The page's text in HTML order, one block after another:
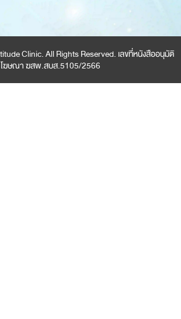
Clinic. All Rights Reserved. เลขที่หนังสืออนุมัติ
โฆษณา ฆสพ.สบส.5105/2566